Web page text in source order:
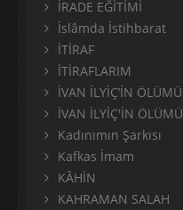
İRADE EĞİTİMİ
İslâmda İstihbarat
İTİRAF
İTİRAFLARIM
İVAN İLYİÇ’İN ÖLÜMÜ
İVAN İLYİÇ'İN ÖLÜMÜ
Kadınımın Şarkısı
Kafkas İmam
KÂHİN
KAHRAMAN SALAH